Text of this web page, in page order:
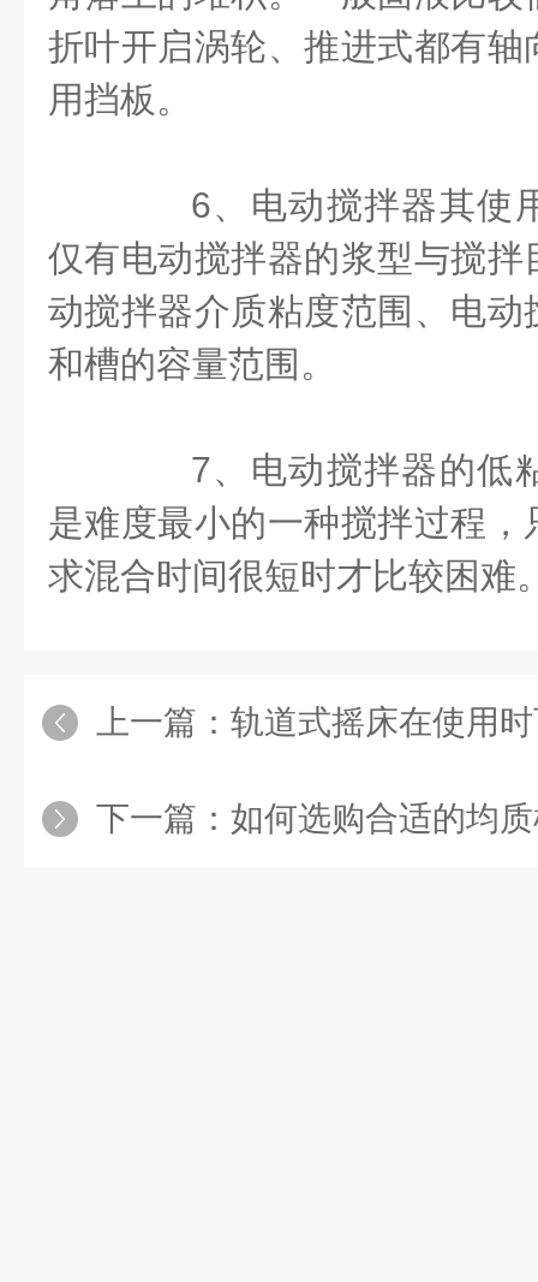
折叶开启涡轮、推进式都有
用挡板。
6、电动搅拌器其使
仅有电动搅拌器的浆型与搅
动搅拌器介质粘度范围、电
和槽的容量范围。
7、电动搅拌器的低
是难度最小的一种搅拌过程
求混合时间很短时才比较困难
上一篇： 轨道式摇床在使用时可能
下一篇： 如何选购合适的均